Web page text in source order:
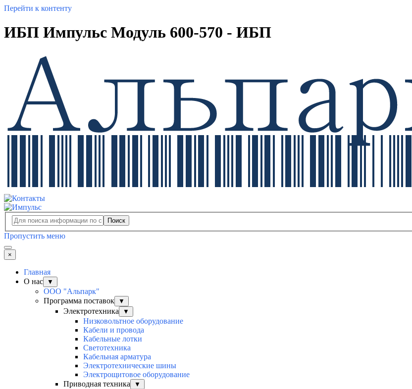
Перейти к контенту
ИБП Импульс Модуль 600-570 - ИБП
Поиск
Пропустить меню
×
Главная
О нас
▼
ООО "Альпарк"
Программа поставок
▼
Электротехника ▼
Низковольтное оборудование
Кабели и провода
Кабельные лотки
Светотехника
Кабельная арматура
Электротехнические шины
Электрощитовое оборудование
Приводная техника
▼